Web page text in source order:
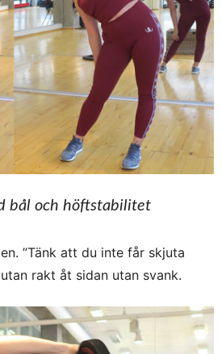
bål och höftstabilitet
”Tänk att du inte får skjuta
rakt åt sidan utan svank.